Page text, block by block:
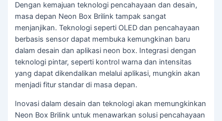
Dengan kemajuan teknologi pencahayaan dan desain,
masa depan Neon Box Brilink tampak sangat
menjanjikan. Teknologi seperti OLED dan pencahayaan
berbasis sensor dapat membuka kemungkinan baru
dalam desain dan aplikasi neon box. Integrasi dengan
teknologi pintar, seperti kontrol warna dan intensitas
yang dapat dikendalikan melalui aplikasi, mungkin akan
menjadi fitur standar di masa depan.
Inovasi dalam desain dan teknologi akan memungkinkan
Neon Box Brilink untuk menawarkan solusi pencahayaan